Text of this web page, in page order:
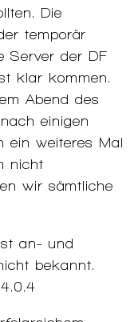
Die
temporär
Server der DF
klar kommen.
Abend des
einigen
ein weiteres Mal
nicht
wir sämtliche
an- und
bekannt.